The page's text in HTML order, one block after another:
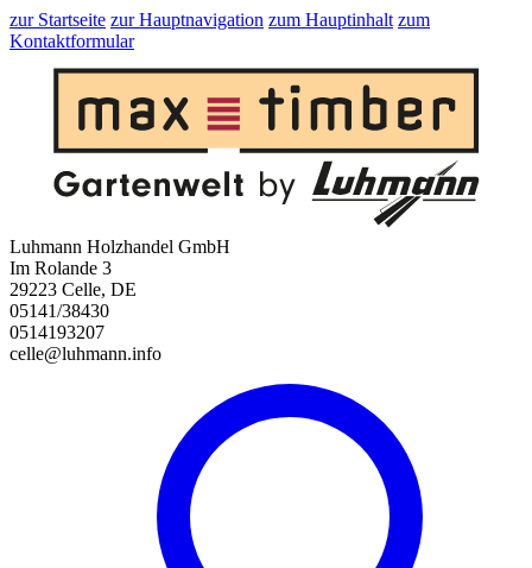
zur Startseite zur Hauptnavigation zum Hauptinhalt zum
Kontaktformular
Luhmann Holzhandel GmbH
Im Rolande 3
29223 Celle, DE
05141/38430
0514193207
celle@luhmann.info